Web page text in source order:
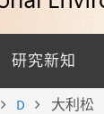
研究新知
D 大利松